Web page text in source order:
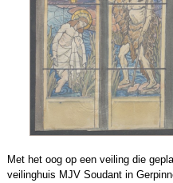
Met het oog op een veiling die
veilinghuis MJV Soudant in